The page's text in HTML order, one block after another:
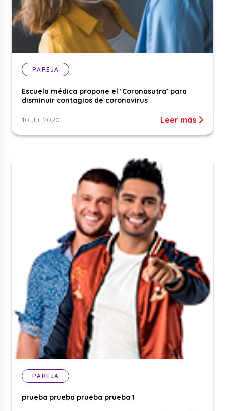
PAREJA
Escuela médica propone el ‘Coronasutra’ para
disminuir contagios de coronavirus
10 Jul 2020 Leer más
PAREJA
prueba prueba prueba prueba 1